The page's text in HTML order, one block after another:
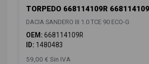
TORPEDO 668114109R
DACIA SANDERO III 1.0 TCE 90 ECO-G
OEM: 668114109R
ID: 1480483
59,00 € Sin IVA